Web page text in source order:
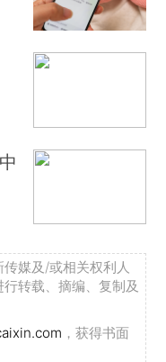
媒及/或相关权利人
转载、摘编、复制及
，获得书面